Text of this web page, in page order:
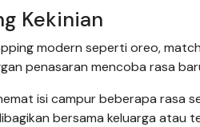
Kekinian
modern seperti oreo,
penasaran mencoba rasa
isi campur beberapa rasa
bersama keluarga atau